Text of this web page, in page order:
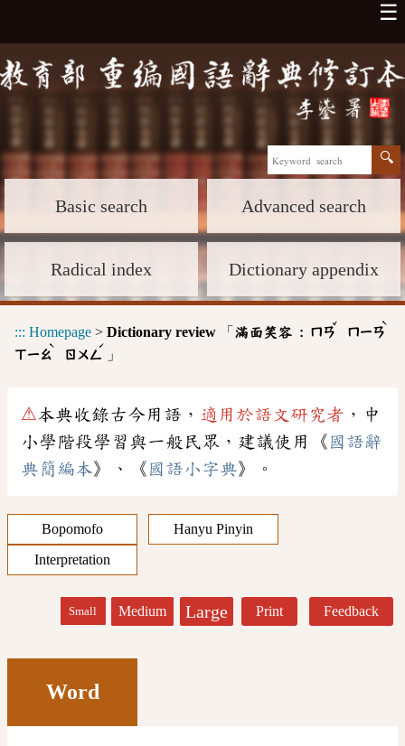
☰
Basic search Advanced search
Radical index Dictionary appendix
::: Homepage > Dictionary review 「 滿面笑容 : ㄇㄢ
ˇ
ㄇㄧㄢ
ˋ
ㄒㄧㄠ
ˋ
ㄖㄨㄥ
ˊ
」
⚠本典收錄古今用語， 適用於語文研究者 ，中
小學階段學習與一般民眾，建議使用《 國語辭
典簡編本》、《 國語小字典》。
Bopomofo
Hanyu Pinyin
Interpretation
Small Medium Large Print Feedback
Word